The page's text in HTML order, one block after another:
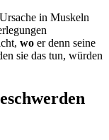
in Muskeln
wo er denn seine
sie das tun, würden